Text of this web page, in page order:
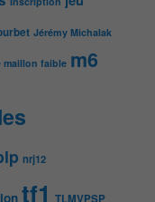
Jérémy Michalak
maillon faible m6
nrj12
tf1 TLMVPSP